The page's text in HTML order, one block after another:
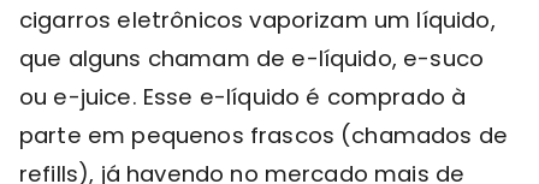
cigarros eletrônicos vaporizam um líquido,
que alguns chamam de e-líquido, e-suco
ou e-juice. Esse e-líquido é comprado à
parte em pequenos frascos (chamados de
refills), já havendo no mercado mais de